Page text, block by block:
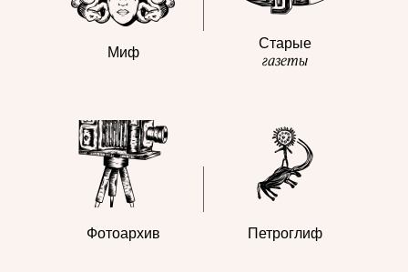
Миф
Старые
газеты
Фотоархив Петроглиф